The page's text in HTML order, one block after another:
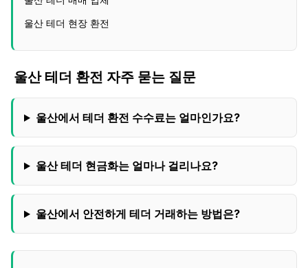
울산 테더 현장 환전
울산테더 환전 자주 묻는 질문
울산에서 테더 환전 수수료는 얼마인가요?
울산테더 현금화는 얼마나 걸리나요?
울산에서 안전하게 테더 거래하는 방법은?